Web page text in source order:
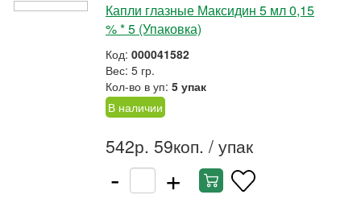
Капли глазные Максидин 5 мл 0,15
% * 5 (Упаковка)
Код: 000041582
Вес: 5 гр.
Кол-во в уп: 5 упак
В наличии
542р. 59коп. / упак
- +